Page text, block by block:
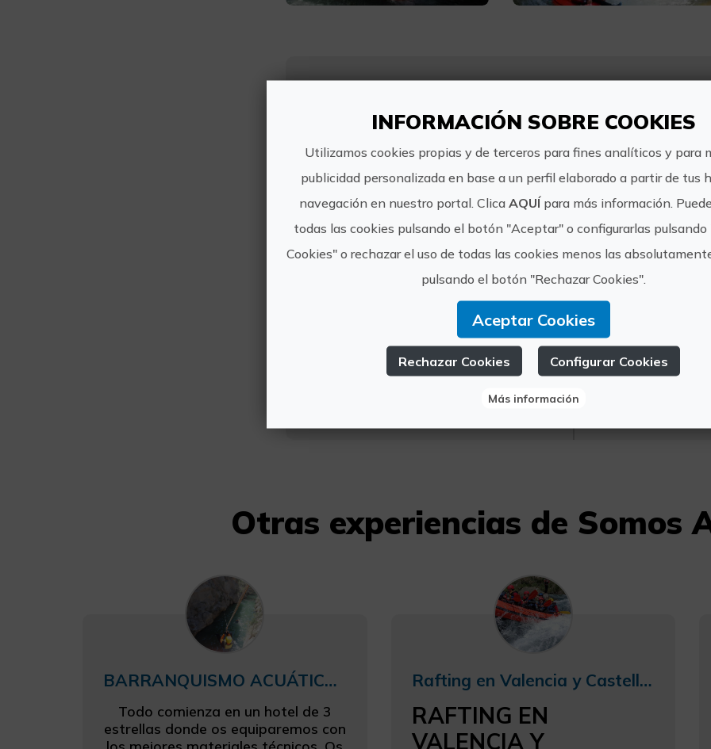
Material técnico (neoprenos 5mm, casco,
fotográfic y regreso a inicio.
Somos Aventura
rafting-
Otras experiencias de Somos
BARRANQUISMO ACUÁTICO CON TIROLINA
Todo comienza en un hotel de 3
estrellas donde os equiparemos con
Rafting en Valencia y Castellón
RAFTING EN
VALENCIA Y
INFORMACIÓN SOBRE COOKIES
Utilizamos cookies propias y de terceros para fines analíticos y para
publicidad personalizada en base a un perfil elaborado a partir de tus
navegación en nuestro portal. Clica AQUÍpara más información.
todas las cookies pulsando el botón "Aceptar" o configurarlas pulsando
Cookies" o rechazar el uso de todas las cookies menos las
pulsando el botón "Rechazar Cookies".
Aceptar Cookies
Rechazar Cookies Configurar Cookies
Más información